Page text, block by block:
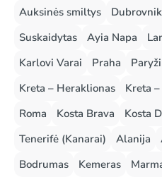
Auksinės smiltys
Suskaidytas
Ayia Napa
Karlovi Varai
Praha
Kreta – Heraklionas
Kreta
Roma
Kosta Brava Kosta
Tenerifė (Kanarai)
Alanija
Bodrumas
Kemeras